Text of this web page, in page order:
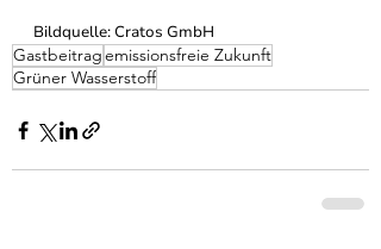
Bildquelle: Cratos GmbH
Gastbeitragemissionsfreie Zukunft
Grüner Wasserstoff